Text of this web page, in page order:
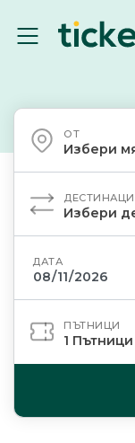
ОТ
Избери
Избери
ДАТА
ПЪТНИЦИ
1 Пътници